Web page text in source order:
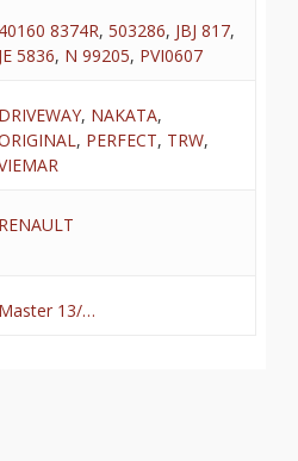
40160 8374R, 503286, JBJ 817,
JE 5836, N 99205, PVI0607
DRIVEWAY, NAKATA,
, PERFECT, TRW,
RENAULT
Master 13/…